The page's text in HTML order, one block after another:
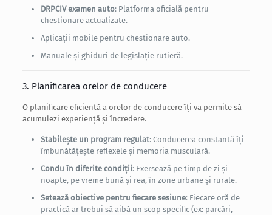
DRPCIV examen auto: Platforma oficială pentru
chestionare actualizate.
Aplicații mobile pentru chestionare auto.
Manuale și ghiduri de legislație rutieră.
3. Planificarea orelor de conducere
O planificare eficientă a orelor de conducere îți va permite să
acumulezi experiență și încredere.
Stabilește un program regulat: Conducerea constantă îți
îmbunătățește reflexele și memoria musculară.
Condu în diferite condiții: Exersează pe timp de zi și
noapte, pe vreme bună și rea, în zone urbane și rurale.
Setează obiective pentru fiecare sesiune: Fiecare oră de
practică ar trebui să aibă un scop specific (ex: parcări,